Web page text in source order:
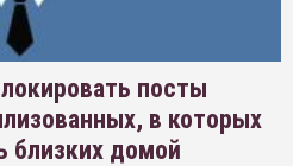
посты
в которых
близких домой